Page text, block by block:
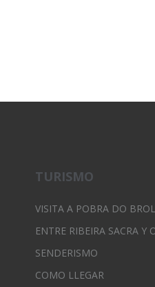
TURISMO
VISITA A POBRA DO
ENTRE RIBEIRA SACRA Y
SENDERISMO
COMO LLEGAR